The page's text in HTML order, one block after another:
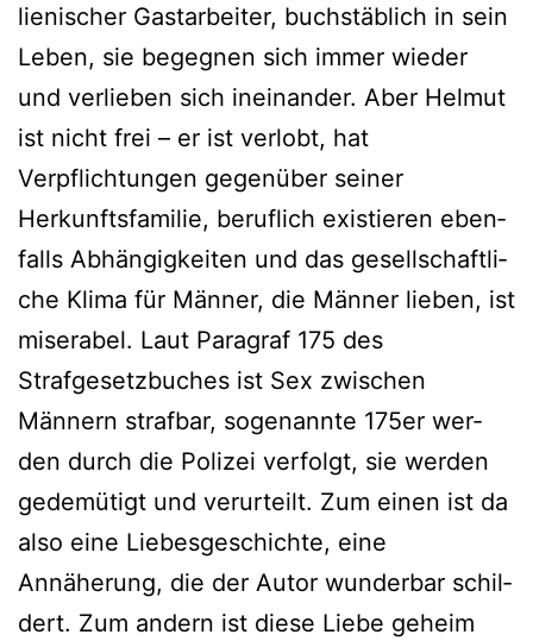
lie­ni­scher Gastarbeiter, buch­stäb­lich in sein
Leben, sie begeg­nen sich immer wie­der
und ver­lie­ben sich inein­an­der. Aber Helmut
ist nicht frei – er ist ver­lobt, hat
Verpflichtungen gegen­über sei­ner
Herkunftsfamilie, beruf­lich exis­tie­ren eben­
falls Abhängigkeiten und das gesell­schaft­li­
che Klima für Männer, die Männer lie­ben, ist
mise­ra­bel. Laut Paragraf 175 des
Strafgesetzbuches ist Sex zwi­schen
Männern straf­bar, soge­nann­te 175er wer­
den durch die Polizei ver­folgt, sie wer­den
gede­mü­tigt und ver­ur­teilt. Zum einen ist da
also eine Liebesgeschichte, eine
Annäherung, die der Autor wun­der­bar schil­
dert. Zum andern ist die­se Liebe geheim